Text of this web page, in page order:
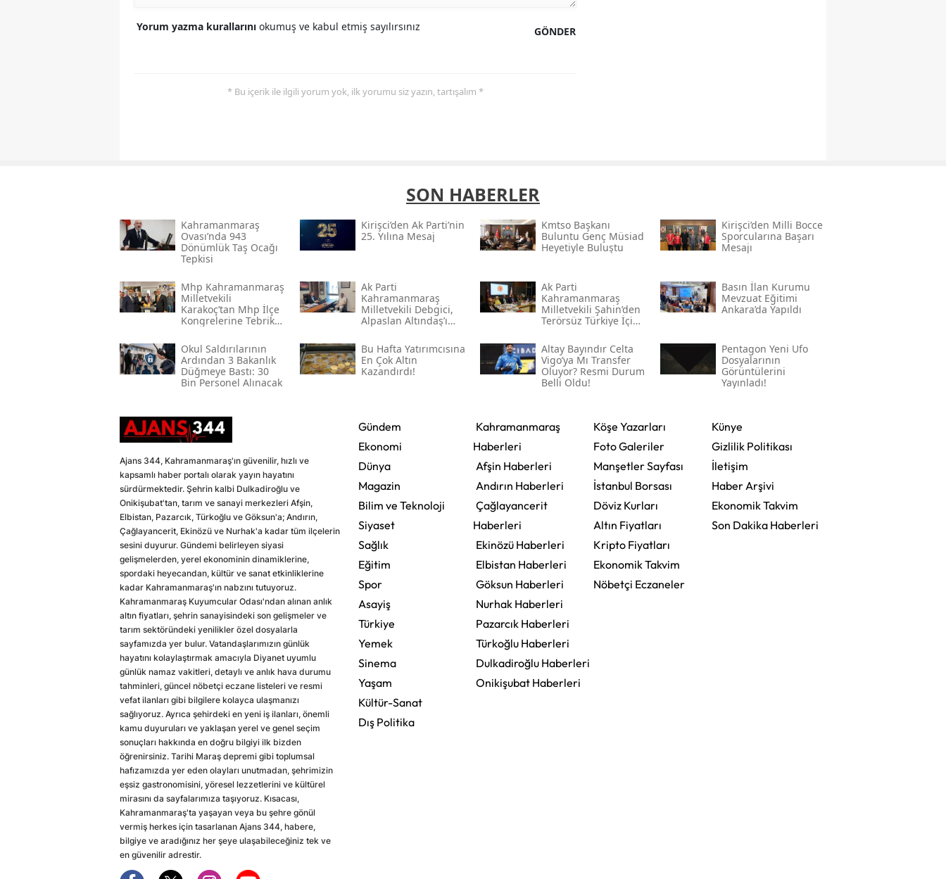
GÖNDER
Yorum yazma kurallarını okumuş ve kabul etmiş sayılırsınız
* Bu içerik ile ilgili yorum yok, ilk yorumu siz yazın, tartışalım *
SON HABERLER
Kahramanmaraş
Ovası’nda 943
Dönümlük Taş Ocağı
Tepkisi
Kirişci’den Ak Parti’nin
25. Yılına Mesaj
Kmtso Başkanı
Buluntu Genç Müsi̇ad
Heyetiyle Buluştu
Kirişci’den Milli Bocce
Sporcularına Başarı
Mesajı
Mhp Kahramanmaraş
Milletvekili
Karakoç’tan Mhp İlçe
Kongrelerine Tebrik
Ak Parti
Kahramanmaraş
Milletvekili Debgici,
Alpaslan Altındaş’ı
Ak Parti
Kahramanmaraş
Milletvekili Şahin’den
Terörsüz Türkiye İçin
Basın İlan Kurumu
Mevzuat Eğitimi
Ankara’da Yapıldı
Okul Saldırılarının
Ardından 3 Bakanlık
Düğmeye Bastı: 30
Bin Personel Alınacak
Bu Hafta Yatırımcısına
En Çok Altın
Kazandırdı!
Altay Bayındır Celta
Vigo’ya Mı Transfer
Oluyor? Resmi Durum
Belli Oldu!
Pentagon Yeni Ufo
Dosyalarının
Görüntülerini
Yayınladı!
Ajans 344, Kahramanmaraş'ın güvenilir, hızlı ve
kapsamlı haber portalı olarak yayın hayatını
sürdürmektedir. Şehrin kalbi Dulkadiroğlu ve
Onikişubat'tan, tarım ve sanayi merkezleri Afşin,
Elbistan, Pazarcık, Türkoğlu ve Göksun'a; Andırın,
Çağlayancerit, Ekinözü ve Nurhak'a kadar tüm ilçelerin
sesini duyurur. Gündemi belirleyen siyasi
gelişmelerden, yerel ekonominin dinamiklerine,
spordaki heyecandan, kültür ve sanat etkinliklerine
kadar Kahramanmaraş'ın nabzını tutuyoruz.
Kahramanmaraş Kuyumcular Odası'ndan alınan anlık
altın fiyatları, şehrin sanayisindeki son gelişmeler ve
tarım sektöründeki yenilikler özel dosyalarla
sayfamızda yer bulur. Vatandaşlarımızın günlük
hayatını kolaylaştırmak amacıyla Diyanet uyumlu
günlük namaz vakitleri, detaylı ve anlık hava durumu
tahminleri, güncel nöbetçi eczane listeleri ve resmi
vefat ilanları gibi bilgilere kolayca ulaşmanızı
sağlıyoruz. Ayrıca şehirdeki en yeni iş ilanları, önemli
kamu duyuruları ve yaklaşan yerel ve genel seçim
sonuçları hakkında en doğru bilgiyi ilk bizden
öğrenirsiniz. Tarihi Maraş depremi gibi toplumsal
hafızamızda yer eden olayları unutmadan, şehrimizin
eşsiz gastronomisini, yöresel lezzetlerini ve kültürel
mirasını da sayfalarımıza taşıyoruz. Kısacası,
Kahramanmaraş'ta yaşayan veya bu şehre gönül
vermiş herkes için tasarlanan Ajans 344, habere,
bilgiye ve aradığınız her şeye ulaşabileceğiniz tek ve
en güvenilir adrestir.
Gündem
Ekonomi
Dünya
Magazin
Bilim ve Teknoloji
Siyaset
Sağlık
Eğitim
Spor
Asayiş
Türkiye
Yemek
Sinema
Yaşam
Kültür-Sanat
Dış Politika
Kahramanmaraş
Haberleri
Afşin Haberleri
Andırın Haberleri
Çağlayancerit
Haberleri
Ekinözü Haberleri
Elbistan Haberleri
Göksun Haberleri
Nurhak Haberleri
Pazarcık Haberleri
Türkoğlu Haberleri
Dulkadiroğlu Haberleri
Onikişubat Haberleri
Köşe Yazarları
Foto Galeriler
Manşetler Sayfası
İstanbul Borsası
Döviz Kurları
Altın Fiyatları
Kripto Fiyatları
Ekonomik Takvim
Nöbetçi Eczaneler
Künye
Gizlilik Politikası
İletişim
Haber Arşivi
Ekonomik Takvim
Son Dakika Haberleri